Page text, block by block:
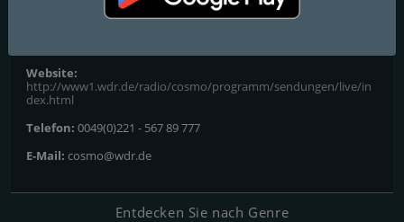
Website:
http://www1.wdr.de/radio/cosmo/programm/sendungen/live/in
dex.html
Telefon: 0049(0)221 - 567 89 777
E-Mail: cosmo@wdr.de
Entdecken Sie nach Genre